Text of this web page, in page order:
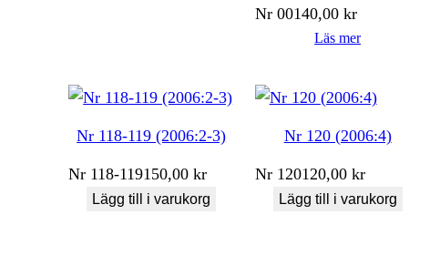
Nr 00140,00 kr
Läs mer
Nr 118-119 (2006:2-3)
Nr 118-119150,00kr
Lägg till i varukorg
Nr 120 (2006:4)
Nr 120120,00 kr
Lägg till i varukorg